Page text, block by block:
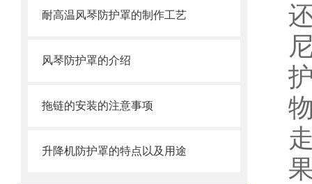
耐高温风琴防护罩的制作工艺
风琴防护罩的介绍
拖链的安装的注意事项
升降机防护罩的特点以及用途